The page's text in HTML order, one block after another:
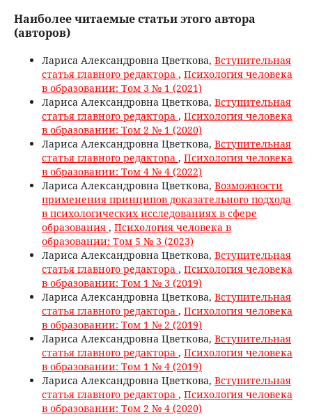
Наиболее читаемые статьи этого автора
(авторов)
Лариса Александровна Цветкова, Вступительная
статья главного редактора , Психология человека
в образовании: Том 3 № 1 (2021)
Лариса Александровна Цветкова, Вступительная
статья главного редактора , Психология человека
в образовании: Том 2 № 1 (2020)
Лариса Александровна Цветкова, Вступительная
статья главного редактора , Психология человека
в образовании: Том 4 № 4 (2022)
Лариса Александровна Цветкова, Возможности
применения принципов доказательного подхода
в психологических исследованиях в сфере
образования , Психология человека в
образовании: Том 5 № 3 (2023)
Лариса Александровна Цветкова, Вступительная
статья главного редактора , Психология человека
в образовании: Том 1 № 3 (2019)
Лариса Александровна Цветкова, Вступительная
статья главного редактора , Психология человека
в образовании: Том 1 № 2 (2019)
Лариса Александровна Цветкова, Вступительная
статья главного редактора , Психология человека
в образовании: Том 1 № 4 (2019)
Лариса Александровна Цветкова, Вступительная
статья главного редактора , Психология человека
в образовании: Том 2 № 4 (2020)